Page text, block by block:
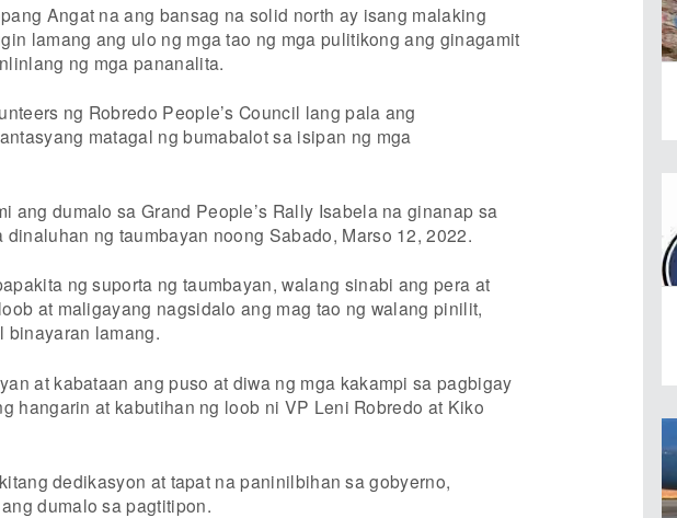
Angat na ang bansag na solid north ay isang malaking
lamang ang ulo ng mga tao ng mga pulitikong ang ginagamit
ng mga pananalita.
ng Robredo People’s Council lang pala ang
matagal ng bumabalot sa isipan ng mga
ang dumalo sa Grand People’s Rally Isabela na ginanap sa
dinaluhan ng taumbayan noong Sabado, Marso 12, 2022.
ng suporta ng taumbayan, walang sinabi ang pera at
at maligayang nagsidalo ang mag tao ng walang pinilit,
binayaran lamang.
at kabataan ang puso at diwa ng mga kakampi sa pagbigay
hangarin at kabutihan ng loob ni VP Leni Robredo at Kiko
dedikasyon at tapat na paninilbihan sa gobyerno,
dumalo sa pagtitipon.